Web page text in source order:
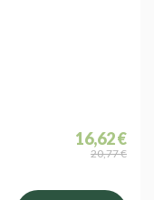
16,62 €
20,77 €